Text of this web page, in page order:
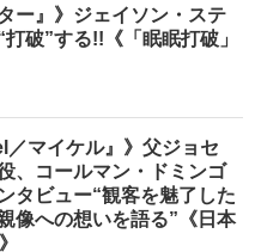
ー』》ジェイソン・ステ
破”する!!《「眠眠打破」
／マイケル』》父ジョセ
、コールマン・ドミンゴ
タビュー“観客を魅了した
像への想いを語る”《日本